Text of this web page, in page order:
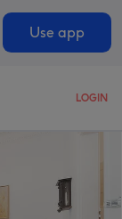
Use app
LOGIN